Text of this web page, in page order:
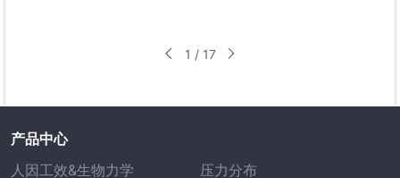
1 / 17
产品中心
人因工效&生物力学
压力分布